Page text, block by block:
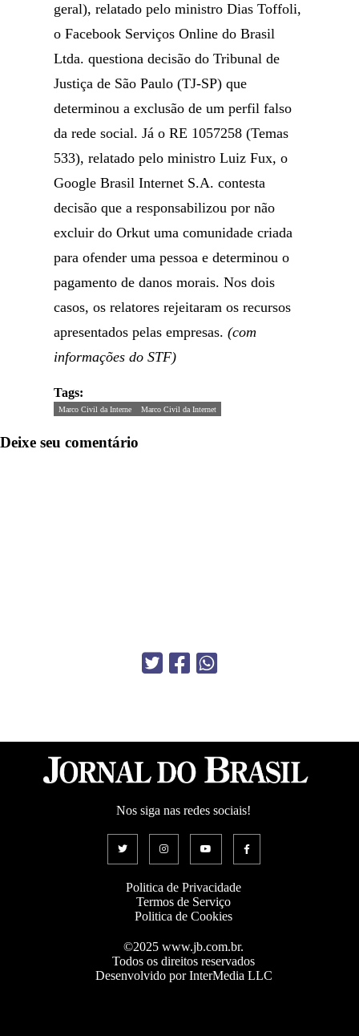
geral), relatado pelo ministro Dias Toffoli,
o Facebook Serviços Online do Brasil
Ltda. questiona decisão do Tribunal de
Justiça de São Paulo (TJ-SP) que
determinou a exclusão de um perfil falso
da rede social. Já o RE 1057258 (Temas
533), relatado pelo ministro Luiz Fux, o
Google Brasil Internet S.A. contesta
decisão que a responsabilizou por não
excluir do Orkut uma comunidade criada
para ofender uma pessoa e determinou o
pagamento de danos morais. Nos dois
casos, os relatores rejeitaram os recursos
apresentados pelas empresas. (com
informações do STF)
Tags:
Marco Civil da Interne Marco Civil da Internet
Deixe seu comentário
Nos siga nas redes sociais!
Politica de Privacidade
Termos de Serviço
Politica de Cookies
©2025 www.jb.com.br.
Todos os direitos reservados
Desenvolvido por InterMedia LLC